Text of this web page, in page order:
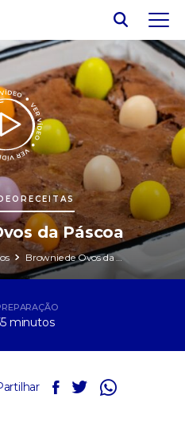
da Páscoa
Brownie de Ovos da Páscoa
minutos